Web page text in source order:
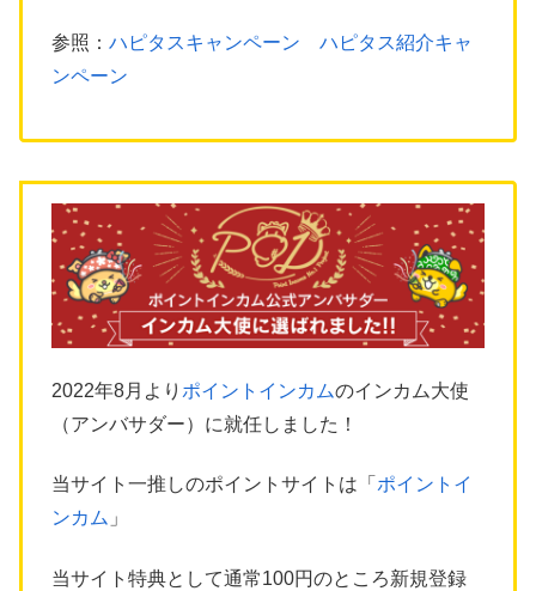
参照： ハピタスキャンペーン ハピタス紹介キャ
ンペーン
2022年8月より ポイントインカムのインカム大使
（アンバサダー）に就任しました！
当サイト一推しのポイントサイトは「 ポイントイ
ンカム 」
当サイト特典として通常100円のところ新規登録